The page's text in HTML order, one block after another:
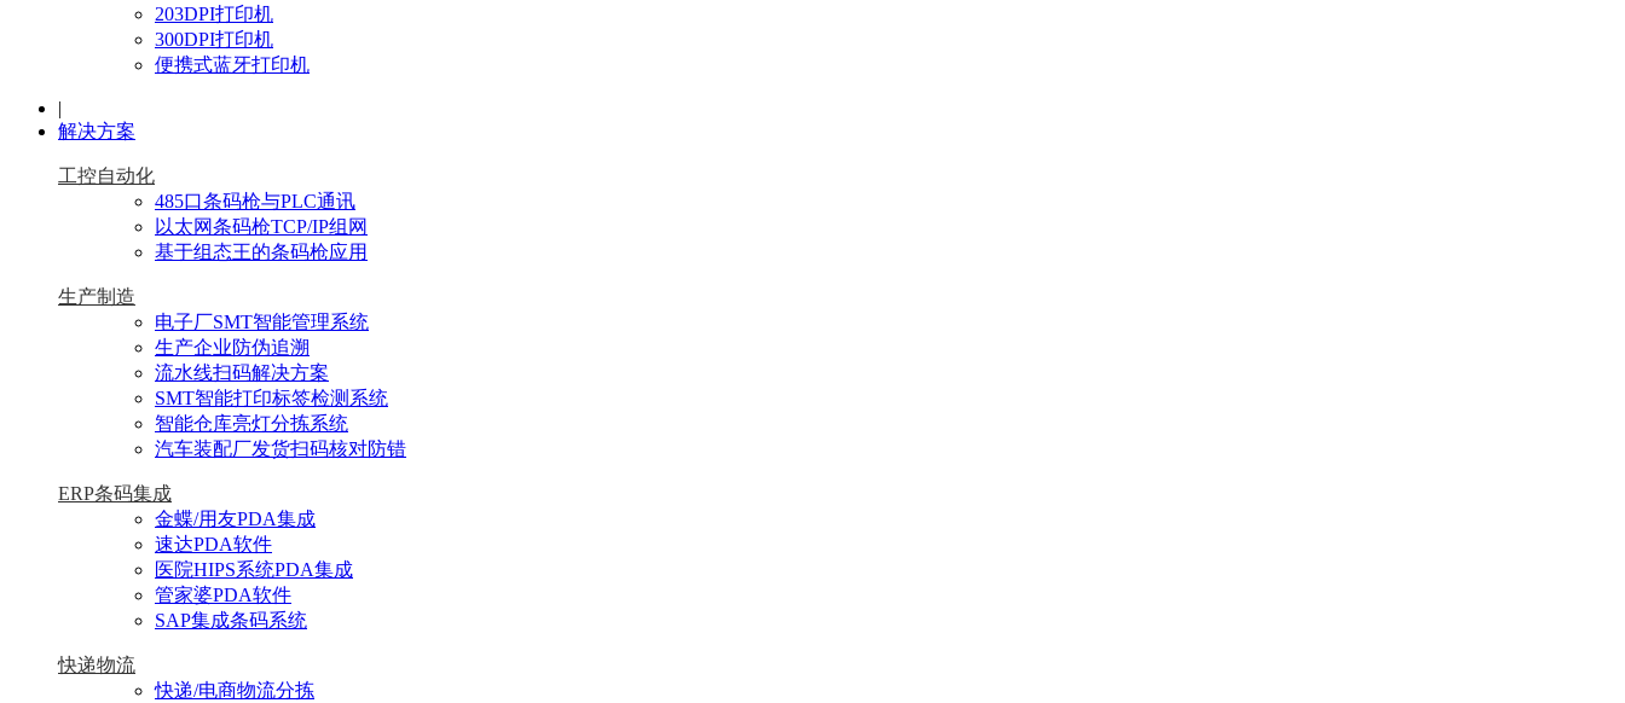
203DPI打印机
300DPI打印机
便携式蓝牙打印机
|
解决方案
工控自动化
485口条码枪与PLC通讯
以太网条码枪TCP/IP组网
基于组态王的条码枪应用
生产制造
电子厂SMT智能管理系统
生产企业防伪追溯
流水线扫码解决方案
SMT智能打印标签检测系统
智能仓库亮灯分拣系统
汽车装配厂发货扫码核对防错
ERP条码集成
金蝶/用友PDA集成
速达PDA软件
医院HIPS系统PDA集成
管家婆PDA软件
SAP集成条码系统
快递物流
快递/电商物流分拣